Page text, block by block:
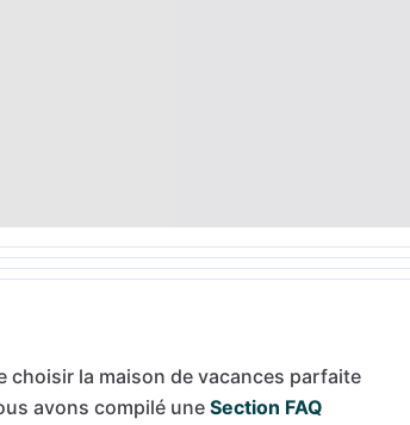
la maison de vacances parfaite
avons compilé une Section FAQ